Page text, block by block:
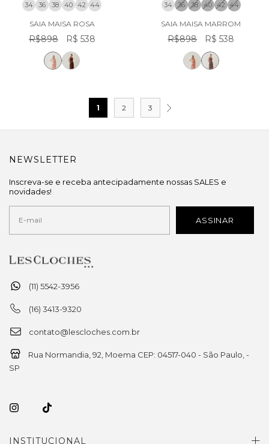
34 36 38 40 42 44
SAIA MAISA ROSA
R$898 R$ 538
34 36 38 40 42 44
SAIA MAISA MARROM
R$898 R$ 538
1 2 3
(11) 5542-3956
(16) 3413-9320
contato@lescloches.com.br
Rua Normandia, 92, Moema CEP: 04517-040 - São Paulo, -
SP
INSTITUCIONAL
NEWSLETTER
Inscreva-se e receba antecipadamente nossas SALES e
novidades!